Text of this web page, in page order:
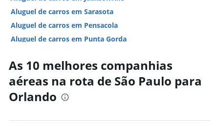
Aluguel de carros em Sarasota
Aluguel de carros em Pensacola
Aluguel de carros em Punta Gorda
Hotéis em Orlando
Hotéis em Miami
Hotéis em Key West
Hotéis em Miami Beach
As 10 melhores companhias
aéreas na rota de São Paulo para
Orlando